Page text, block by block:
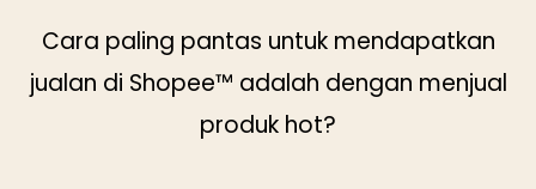
Cara paling pantas untuk mendapatkan
jualan di Shopee™ adalah dengan menjual
produk hot?